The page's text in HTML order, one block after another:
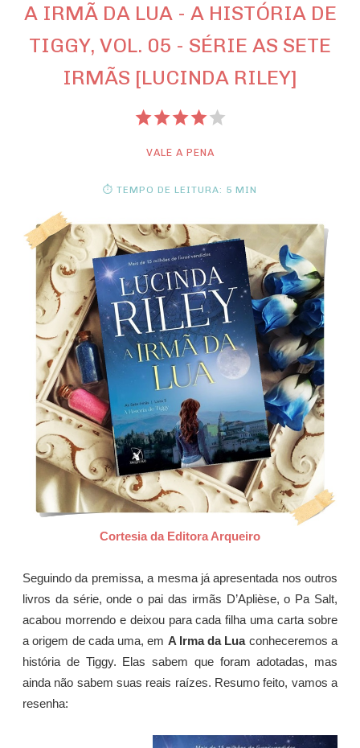
A IRMÃ DA LUA - A HISTÓRIA DE
TIGGY, VOL. 05 - SÉRIE AS SETE
IRMÃS [LUCINDA RILEY]
VALE A PENA
⏱ TEMPO DE LEITURA: 5 MIN
Cortesia da Editora Arqueiro
Seguindo da premissa, a mesma já apresentada nos outros
livros da série, onde o pai das irmãs D’Aplièse, o Pa Salt,
acabou morrendo e deixou para cada filha uma carta sobre
a origem de cada uma, em A Irma da Luaconheceremos a
história de Tiggy. Elas sabem que foram adotadas, mas
ainda não sabem suas reais raízes. Resumo feito, vamos a
resenha: